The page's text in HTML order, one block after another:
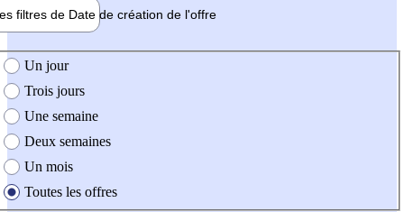
filtres de Date de création de l'offre
création de l'offre
Un jour
Trois jours
Une semaine
Deux semaines
Un mois
Toutes les offres